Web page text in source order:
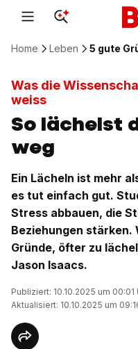
Home Leben 5 gute
Was die
weiss
So lächelst
weg
Ein Lächeln ist mehr
es tut einfach gut.
Stress abbauen, die
Beziehungen
Gründe, öfter zu
Jason Isaacs.
Publiziert: 10.10.2025 um 00:01
Aktualisiert: 10.10.2025 um